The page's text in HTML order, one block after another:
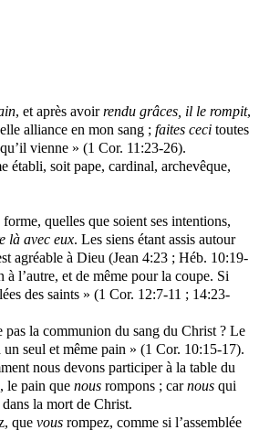
, et après avoirrendu grâces, il le rompit,
alliance en mon sang ; faites ceci toutes
vienne » (1 Cor. 11:23-26).
établi, soit pape, cardinal, archevêque,
quelles que soient ses intentions,
là avec eux. Les siens étant assis autour
agréable à Dieu (Jean 4:23 ; Héb. 10:19-
l’autre, et de même pour la coupe. Si
des saints » (1 Cor. 12:7-11 ; 14:23-
pas la communion du sang du Christ ? Le
un seul et même pain » (1 Cor. 10:15-17).
nous devons participer à la table du
le pain que nous rompons ; carnous qui
la mort de Christ.
que vousrompez, comme si l’assemblée